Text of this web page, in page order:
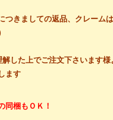
つきましての返品、クレーム
した上でご注文下さいます様
ます
同梱もＯＫ！